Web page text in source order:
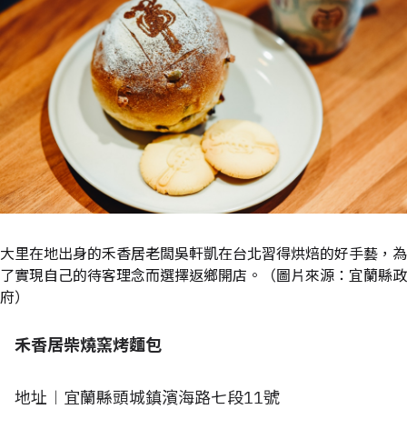
大里在地出身的禾香居老闆吳軒凱在台北習得烘焙的好手藝，為
了實現自己的待客理念而選擇返鄉開店。（圖片來源：宜蘭縣政
府）
禾香居柴燒窯烤麵包
地址︱宜蘭縣頭城鎮濱海路七段11號